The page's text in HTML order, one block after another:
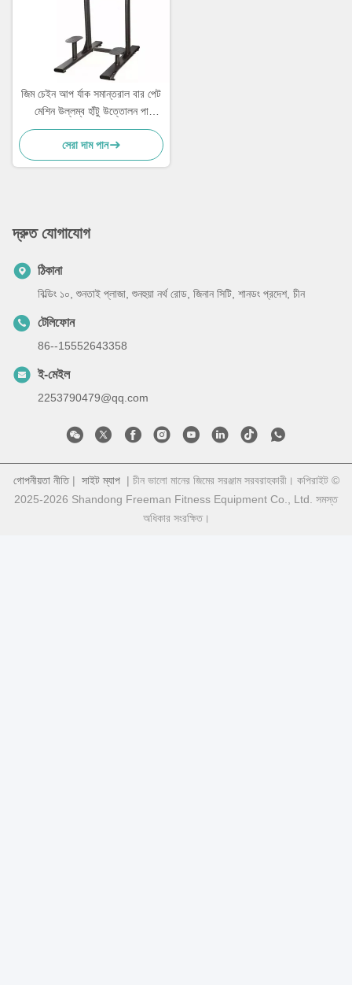
জিম চেইন আপ র্যাক সমান্তরাল বার পেট
মেশিন উল্লম্ব হাঁটু উত্তোলন পা
উত্তোলন
সেরা দাম পান
দ্রুত যোগাযোগ
ঠিকানা
বিল্ডিং ১০, শুনতাই প্লাজা, শুনহুয়া নর্থ রোড, জিনান সিটি, শানডং প্রদেশ, চীন
টেলিফোন
86--15552643358
ই-মেইল
2253790479@qq.com
গোপনীয়তা নীতি| সাইট ম্যাপ| চীন ভালো মানের জিমের সরঞ্জাম সরবরাহকারী। কপিরাইট ©
2025-2026 Shandong Freeman Fitness Equipment Co., Ltd. সমস্ত
অধিকার সংরক্ষিত।